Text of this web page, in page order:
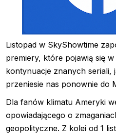
Listopad w SkyShowtime
premiery, które pojawią się
kontynuacje znanych seriali,
przeniesie nas ponownie do
Dla fanów klimatu Ameryki
opowiadającego o
geopolityczne. Z kolei od 1